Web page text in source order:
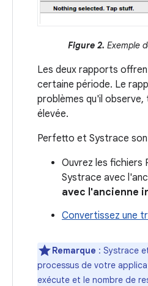
Figure 2. Exemple
Les deux rapports
certaine période. Le
problèmes qu'il
élevée.
Perfetto et Systrace
Ouvrez les
Systrace avec
avec l'ancienne
Convertissez une
Remarque : Systrace
processus de votre
exécute et le nombre de